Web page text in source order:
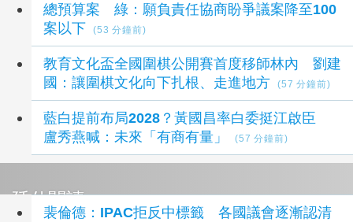
總預算案 綠：願負責任協商盼爭議案降至100
案以下
(53 分鐘前)
教育文化盃全國圍棋公開賽首度移師林內 劉建
國：讓圍棋文化向下扎根、走進地方
(57 分鐘前)
藍白提前布局2028？黃國昌率白委挺江啟臣
盧秀燕喊：未來「有商有量」
(57 分鐘前)
延伸閱讀
裴倫德：IPAC拒反中標籤 各國議會逐漸認清